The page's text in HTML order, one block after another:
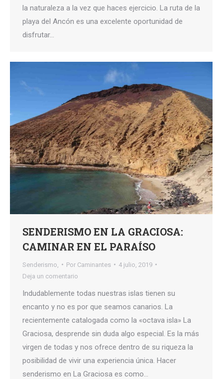
la naturaleza a la vez que haces ejercicio. La ruta de la
playa del Ancón es una excelente oportunidad de
disfrutar…
SENDERISMO EN LA GRACIOSA:
CAMINAR EN EL PARAÍSO
Senderismo, Por Caminantes
4 julio, 2019
Deja un comentario
Indudablemente todas nuestras islas tienen su
encanto y no es por que seamos canarios. La
recientemente catalogada como la «octava isla» La
Graciosa, desprende sin duda algo especial. Es la más
virgen de todas y nos ofrece dentro de su riqueza la
posibilidad de vivir una experiencia única. Hacer
senderismo en La Graciosa es como…